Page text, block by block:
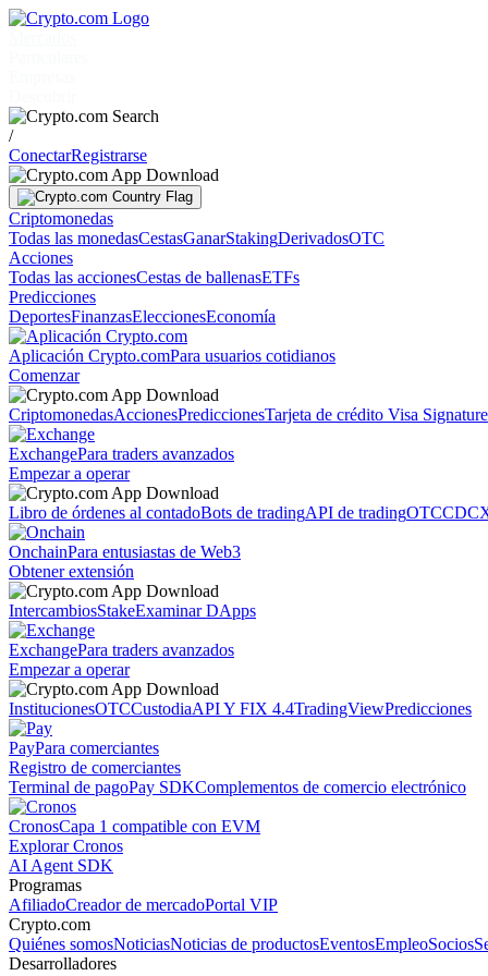
/
ConectarRegistrarse
Criptomonedas
Todas las monedasCestasGanarStakingDerivadosOTC
Acciones
Todas las accionesCestas de ballenasETFs
Predicciones
DeportesFinanzasEleccionesEconomía
Aplicación Crypto.comPara usuarios cotidianos
Comenzar
CriptomonedasAccionesPrediccionesTarjeta de crédito Visa
ExchangePara traders avanzados
Empezar a operar
Libro de órdenes al contadoBots de tradingAPI de tradingOTC
OnchainPara entusiastas de Web3
Obtener extensión
IntercambiosStakeExaminar DApps
ExchangePara traders avanzados
Empezar a operar
InstitucionesOTCCustodiaAPI Y FIX 4.4TradingViewPredicciones
PayPara comerciantes
Registro de comerciantes
Terminal de pagoPay SDKComplementos de comercio electrónico
CronosCapa 1 compatible con EVM
Explorar Cronos
AI Agent SDK
Programas
AfiliadoCreador de mercadoPortal VIP
Crypto.com
Quiénes somosNoticiasNoticias de productosEventosEmpleoSocios
Desarrolladores